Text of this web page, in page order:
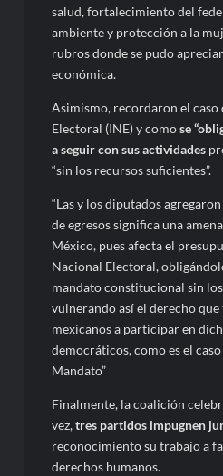
salud, fortalecimiento del
ambiente y protección a la
rubros donde se pudo
económica.
Asimismo, recordaron el
Electoral (INE) y comose
a seguir con sus actividades
“sin los recursos suficientes”.
“Las y los diputados
de egresos significa una
México, pues afecta el
Nacional Electoral,
mandato constitucional sin
vulnerando así el derecho que
mexicanos a participar en
democráticos, como es el
Mandato”
Finalmente, la coalición
vez,tres partidos impugnen
reconocimiento su trabajo a
derechos humanos.